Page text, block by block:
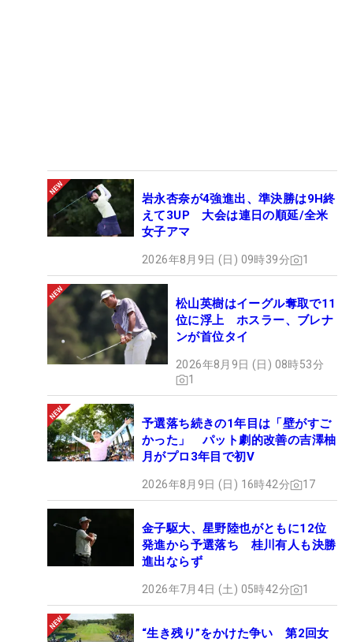
岩永杏奈が4強進出、準決勝は9H終
えて3UP 大会は連日の順延/全米
女子アマ
2026年8月9日 (日) 09時39分 1
松山英樹はイーグル奪取で11
位に浮上 ホスラー、ブレナ
ンが首位タイ
2026年8月9日 (日) 08時53分
1
予選落ち続きの1年目は「壁がすご
かった」 パット劇的改善の吉澤柚
月がプロ3年目で初V
2026年8月9日 (日) 16時42分 17
金子駆大、星野陸也がともに12位
発進から予選落ち 桂川有人も決勝
進出ならず
2026年7月4日 (土) 05時42分 1
“生き残り”をかけた争い 第2回女